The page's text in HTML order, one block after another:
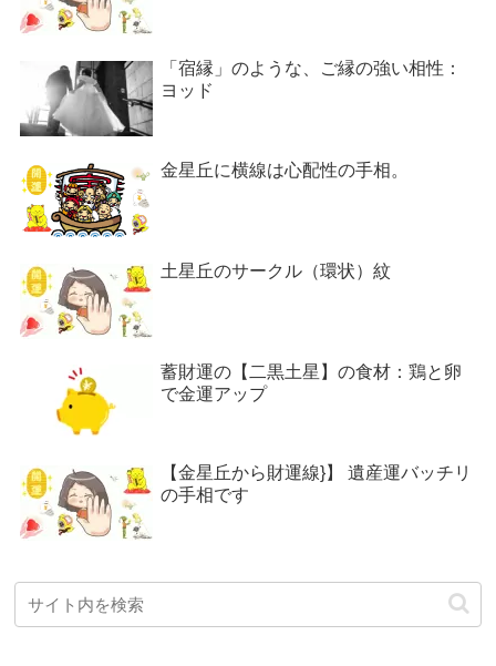
「宿縁」のような、ご縁の強い相性：
ヨッド
金星丘に横線は心配性の手相。
土星丘のサークル（環状）紋
蓄財運の【二黒土星】の食材：鶏と卵
で金運アップ
【金星丘から財運線}】 遺産運バッチリ
の手相です